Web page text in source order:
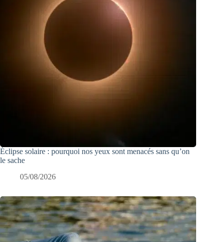
Éclipse solaire : pourquoi nos yeux sont menacés sans qu’on
le sache
05/08/2026